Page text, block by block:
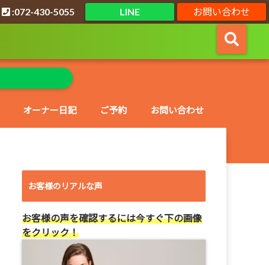
お問い合わせ
LINE
:072-430-5055
オーナー日記 ご予約 お問い合わせ
お客様のリアルな声
お客様の声を確認するには今すぐ下の画像
をクリック！